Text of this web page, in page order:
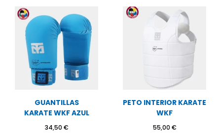
GUANTILLAS
KARATE WKF AZUL
34,50 €
PETO INTERIOR KARATE
WKF
55,00 €